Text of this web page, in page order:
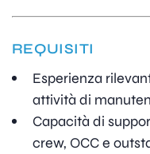
REQUISITI
Esperienza
attività di
Capacità di
crew, OCC e